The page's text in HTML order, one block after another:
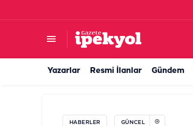
Yazarlar Resmi İlanlar Gündem
HABERLER GÜNCEL